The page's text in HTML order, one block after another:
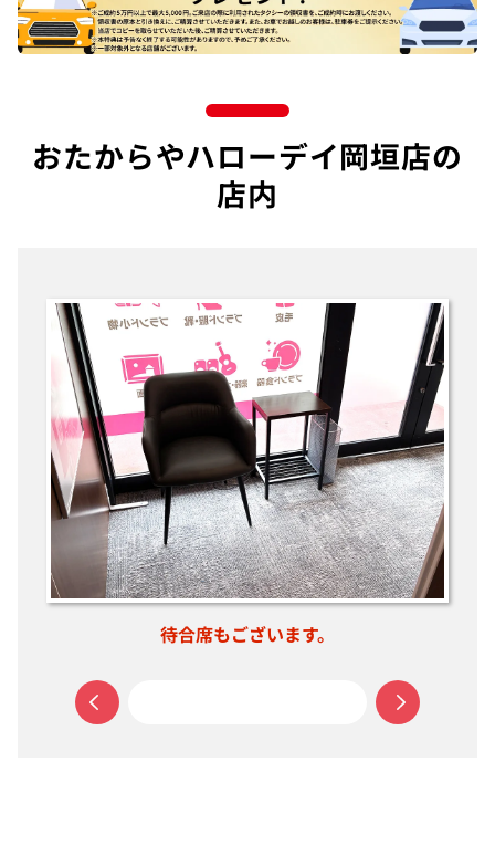
おたからやハローデイ岡垣店の
店内
中が見える扉で入りやすい入口です。